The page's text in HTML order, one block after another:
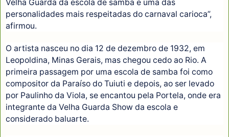
Velha Guarda da escola de samba e uma das
personalidades mais respeitadas do carnaval carioca”,
afirmou.
O artista nasceu no dia 12 de dezembro de 1932, em
Leopoldina, Minas Gerais, mas chegou cedo ao Rio. A
primeira passagem por uma escola de samba foi como
compositor da Paraíso do Tuiuti e depois, ao ser levado
por Paulinho da Viola, se encantou pela Portela, onde era
integrante da Velha Guarda Show da escola e
considerado baluarte.